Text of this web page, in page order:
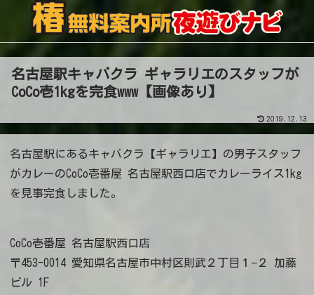
名古屋駅キャバクラ ギャラリエのスタッフが
CoCo壱1kgを完食www【画像あり】
2019.12.13
名古屋駅にあるキャバクラ【ギャラリエ】の男子スタッフ
がカレーのCoCo壱番屋 名古屋駅西口店でカレーライス1kg
を見事完食しました。
CoCo壱番屋 名古屋駅西口店
〒453-0014 愛知県名古屋市中村区則武２丁目１−２ 加藤
ビル 1F